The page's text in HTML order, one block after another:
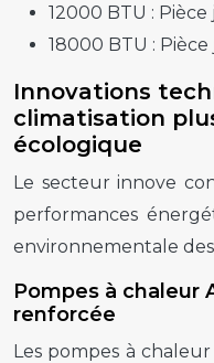
12000 BTU : Pièce
18000 BTU : Pièce
Innovations
climatisation
écologique
Le secteur innove
performances
environnementale
Pompes à chaleur
renforcée
Les pompes à